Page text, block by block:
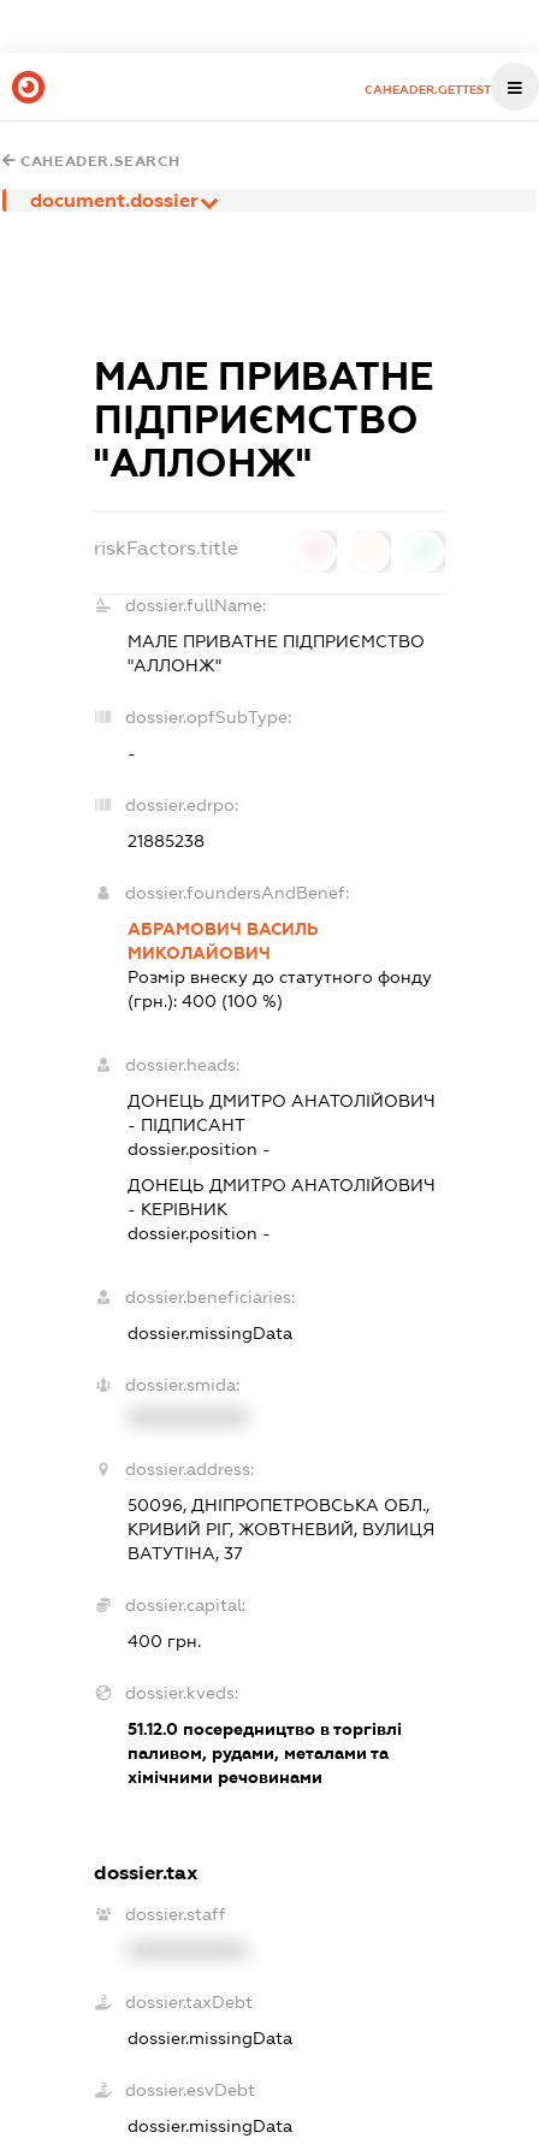
CAHEADER.GETTEST
CAHEADER.SEARCH
document.dossier
МАЛЕ ПРИВАТНЕ
ПІДПРИЄМСТВО
"АЛЛОНЖ"
riskFactors.title
dossier.fullName:
МАЛЕ ПРИВАТНЕ ПІДПРИЄМСТВО
"АЛЛОНЖ"
dossier.opfSubType:
-
dossier.edrpo:
21885238
dossier.foundersAndBenef:
АБРАМОВИЧ ВАСИЛЬ
МИКОЛАЙОВИЧ
Розмір внеску до статутного фонду
(грн.): 400 (100 %)
dossier.heads:
ДОНЕЦЬ ДМИТРО АНАТОЛІЙОВИЧ
- ПІДПИСАНТ
dossier.position -
ДОНЕЦЬ ДМИТРО АНАТОЛІЙОВИЧ
- КЕРІВНИК
dossier.position -
dossier.beneficiaries:
dossier.missingData
dossier.smida:
dossier.address:
50096, ДНІПРОПЕТРОВСЬКА ОБЛ.,
КРИВИЙ РІГ, ЖОВТНЕВИЙ, ВУЛИЦЯ
ВАТУТІНА, 37
dossier.capital:
400 грн.
dossier.kveds:
51.12.0посередництво в торгівлі
паливом, рудами, металами та
хімічними речовинами
dossier.tax
dossier.staff
dossier.taxDebt
dossier.missingData
dossier.esvDebt
dossier.missingData